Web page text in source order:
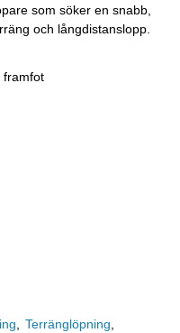
som söker en snabb,
och långdistanslopp.
framfot
Terränglöpning